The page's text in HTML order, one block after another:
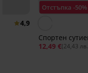
4,9
Отстъпка -50%
Спортен
12,49 €(24,43